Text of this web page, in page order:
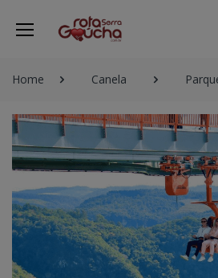
Home Canela